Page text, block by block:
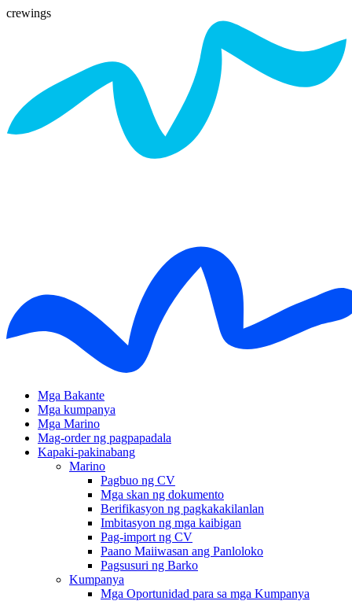
crewings
Mga Bakante
Mga kumpanya
Mga Marino
Mag-order ng pagpapadala
Kapaki-pakinabang
Marino
Pagbuo ng CV
Mga skan ng dokumento
Berifikasyon ng pagkakakilanlan
Imbitasyon ng mga kaibigan
Pag-import ng CV
Paano Maiiwasan ang Panloloko
Pagsusuri ng Barko
Kumpanya
Mga Oportunidad para sa mga Kumpanya